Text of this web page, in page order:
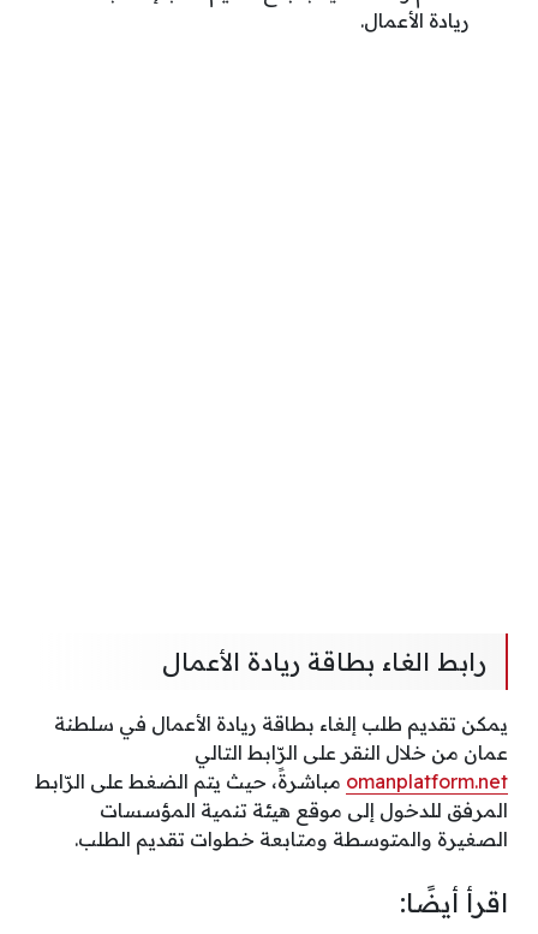
ريادة الأعمال.
رابط الغاء بطاقة ريادة الأعمال
يمكن تقديم طلب إلغاء بطاقة ريادة الأعمال في سلطنة
عمان من خلال النقر على الرّابط التالي
omanplatform.net مباشرةً، حيث يتم الضغط على الرّابط
المرفق للدخول إلى موقع هيئة تنمية المؤسسات
الصغيرة والمتوسطة ومتابعة خطوات تقديم الطلب.
اقرأ أيضًا: